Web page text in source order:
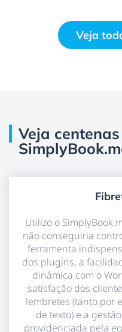
Veja
Veja
Utilizo o
não conseguiria
ferramenta
dos plugins, a
dinâmica com o
satisfação dos
lembretes (tanto por
de texto) e a
providenciada pela